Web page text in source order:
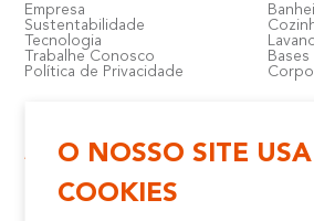
O NOSSO SITE USA
COOKIES
Empresa
Sustentabilidade
Tecnologia
Trabalhe Conosco
Política de Privacidade
Atendimento e Suporte Onde